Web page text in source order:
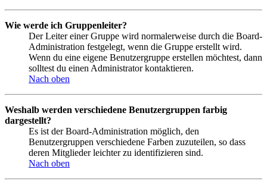
Wie werde ich Gruppenleiter?
Der Leiter einer Gruppe wird normalerweise durch die Board-
Administration festgelegt, wenn die Gruppe erstellt wird.
Wenn du eine eigene Benutzergruppe erstellen möchtest, dann
solltest du einen Administrator kontaktieren.
Nach oben
Weshalb werden verschiedene Benutzergruppen farbig
dargestellt?
Es ist der Board-Administration möglich, den
Benutzergruppen verschiedene Farben zuzuteilen, so dass
deren Mitglieder leichter zu identifizieren sind.
Nach oben